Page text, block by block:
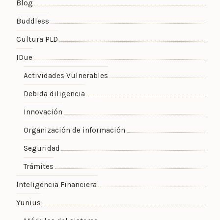
Blog
Buddless
Cultura PLD
IDue
Actividades Vulnerables
Debida diligencia
Innovación
Organización de información
Seguridad
Trámites
Inteligencia Financiera
Yunius